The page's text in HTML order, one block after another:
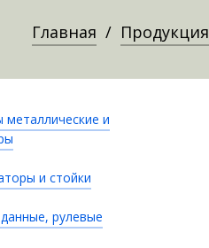
Главная Продукция
металлические и
и стойки
рулевые